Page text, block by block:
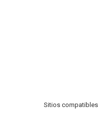
Sitios compatibles